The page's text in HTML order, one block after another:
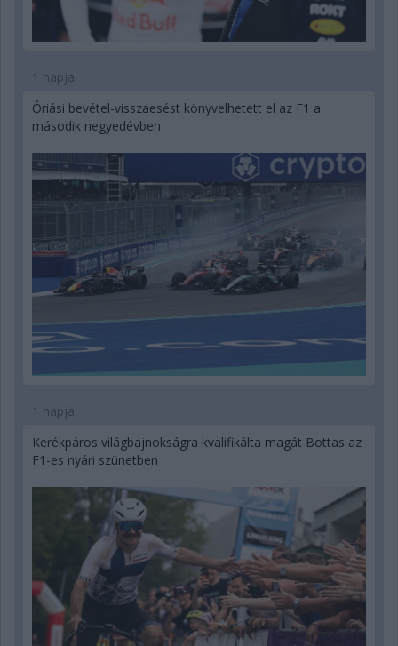
1 napja
Óriási bevétel-visszaesést könyvelhetett el az F1 a
második negyedévben
1 napja
Kerékpáros világbajnokságra kvalifikálta magát Bottas az
F1-es nyári szünetben